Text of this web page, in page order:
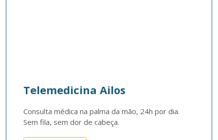
Telemedicina Ailos
Consulta médica na palma da mão, 24h por dia.
Sem fila, sem dor de cabeça.